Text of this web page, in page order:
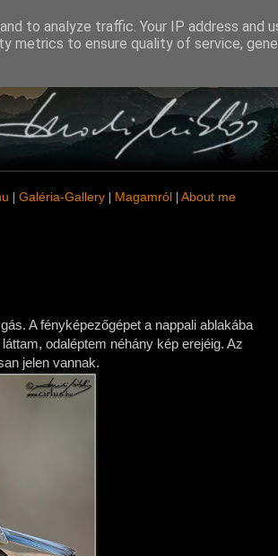
Galéria-Gallery Magamról About me
A fényképezőgépet a nappali ablakába
odaléptem néhány kép erejéig. Az
jelen vannak.
to analyze traffic. Your IP address and
metrics to ensure quality of service,